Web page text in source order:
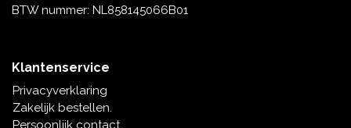
BTW nummer: NL858145066B01
Klantenservice
Privacyverklaring
Zakelijk bestellen.
Persoonlijk contact